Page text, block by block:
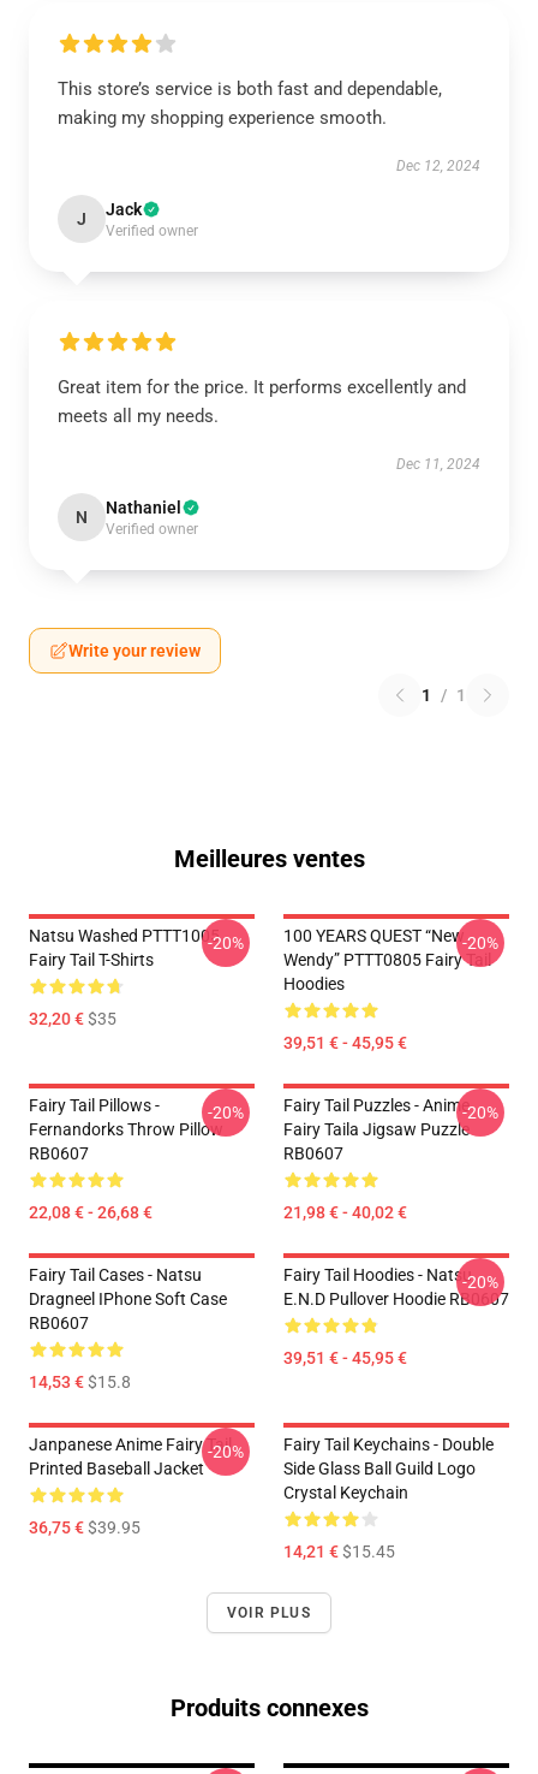
This store’s service is both fast and dependable,
making my shopping experience smooth.
Dec 12, 2024
J Jack
Verified owner
Great item for the price. It performs excellently and
meets all my needs.
Dec 11, 2024
N Nathaniel
Verified owner
Write your review
1 / 1
Meilleures ventes
Natsu Washed PTTT1005
Fairy Tail T-Shirts
32,20 €$35
-20%
100 YEARS QUEST “New
Wendy” PTTT0805 Fairy Tail
Hoodies
39,51 € - 45,95 €
-20%
Fairy Tail Pillows -
Fernandorks Throw Pillow
RB0607
22,08 € - 26,68 €
-20%
Fairy Tail Puzzles - Anime
Fairy Taila Jigsaw Puzzle
RB0607
21,98 € - 40,02 €
-20%
Fairy Tail Cases - Natsu
Dragneel IPhone Soft Case
RB0607
14,53 €$15.8
Fairy Tail Hoodies - Natsu
E.N.D Pullover Hoodie RB0607
39,51 € - 45,95 €
-20%
Janpanese Anime Fairy Tail
Printed Baseball Jacket
36,75 €$39.95
-20%
Fairy Tail Keychains - Double
Side Glass Ball Guild Logo
Crystal Keychain
14,21 €$15.45
VOIR PLUS
Produits connexes